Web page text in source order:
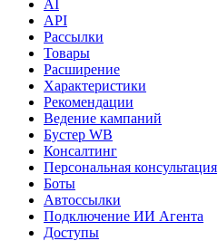
AI
API
Рассылки
Товары
Расширение
Характеристики
Рекомендации
Ведение кампаний
Бустер WB
Консалтинг
Персональная консультация
Боты
Автоссылки
Подключение ИИ Агента
Доступы